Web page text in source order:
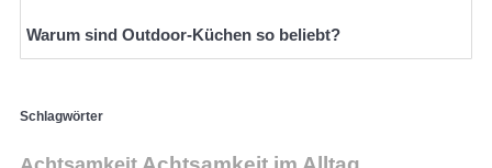
Warum sind Outdoor-Küchen so beliebt?
Schlagwörter